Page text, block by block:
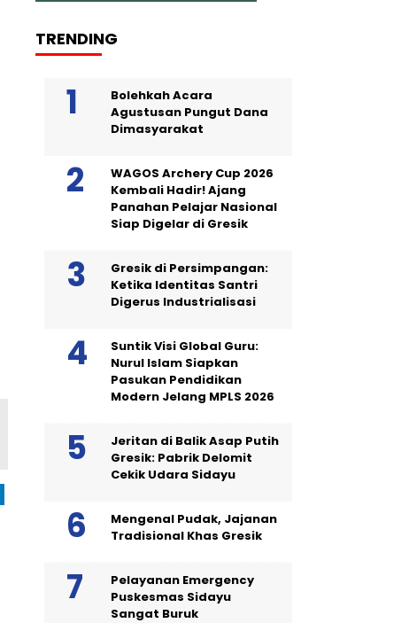
TRENDING
Bolehkah Acara
Agustusan Pungut Dana
Dimasyarakat
WAGOS Archery Cup 2026
Kembali Hadir! Ajang
Panahan Pelajar Nasional
Siap Digelar di Gresik
Gresik di Persimpangan:
Ketika Identitas Santri
Digerus Industrialisasi
Suntik Visi Global Guru:
Nurul Islam Siapkan
Pasukan Pendidikan
Modern Jelang MPLS 2026
Jeritan di Balik Asap Putih
Gresik: Pabrik Delomit
Cekik Udara Sidayu
Mengenal Pudak, Jajanan
Tradisional Khas Gresik
Pelayanan Emergency
Puskesmas Sidayu
Sangat Buruk